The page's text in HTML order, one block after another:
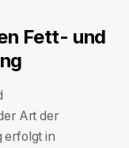
Fett- und
Art der
erfolgt in